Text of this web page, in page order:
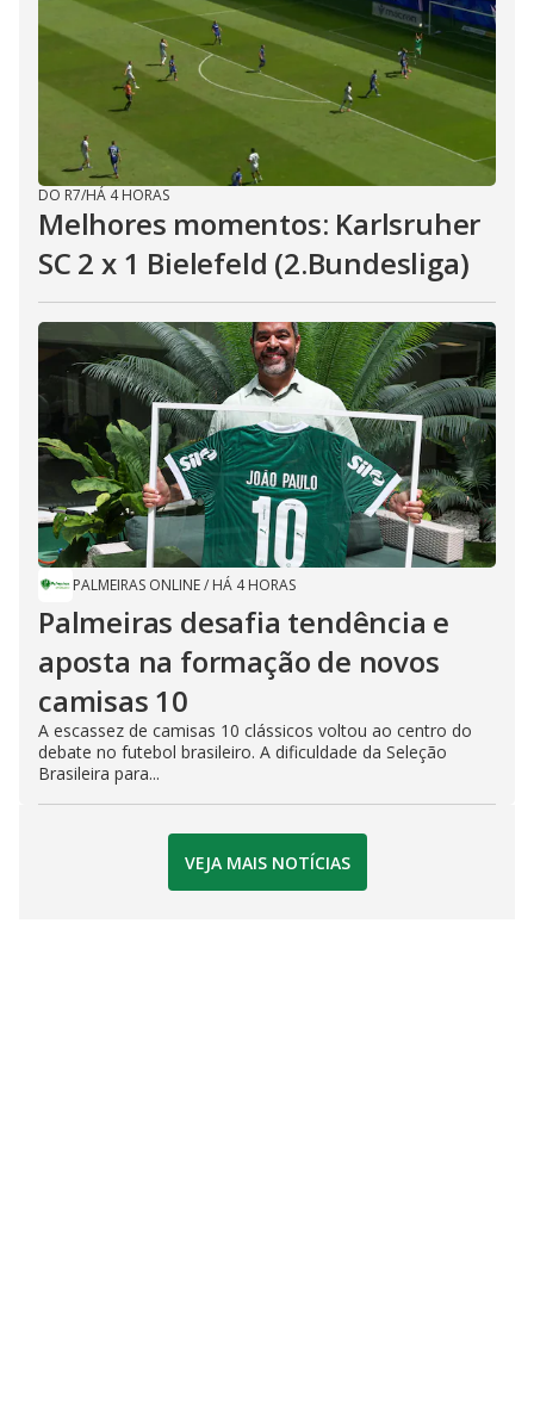
DO R7/HÁ 4 HORAS
Melhores momentos: Karlsruher
SC 2 x 1 Bielefeld (2.Bundesliga)
PALMEIRAS ONLINE/ HÁ 4 HORAS
Palmeiras desafia tendência e
aposta na formação de novos
camisas 10
A escassez de camisas 10 clássicos voltou ao centro do
debate no futebol brasileiro. A dificuldade da Seleção
Brasileira para...
VEJA MAIS NOTÍCIAS